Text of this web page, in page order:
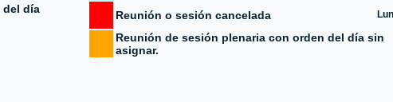
del día
Reunión o sesión cancelada
Reunión de sesión plenaria con orden del día sin
asignar.